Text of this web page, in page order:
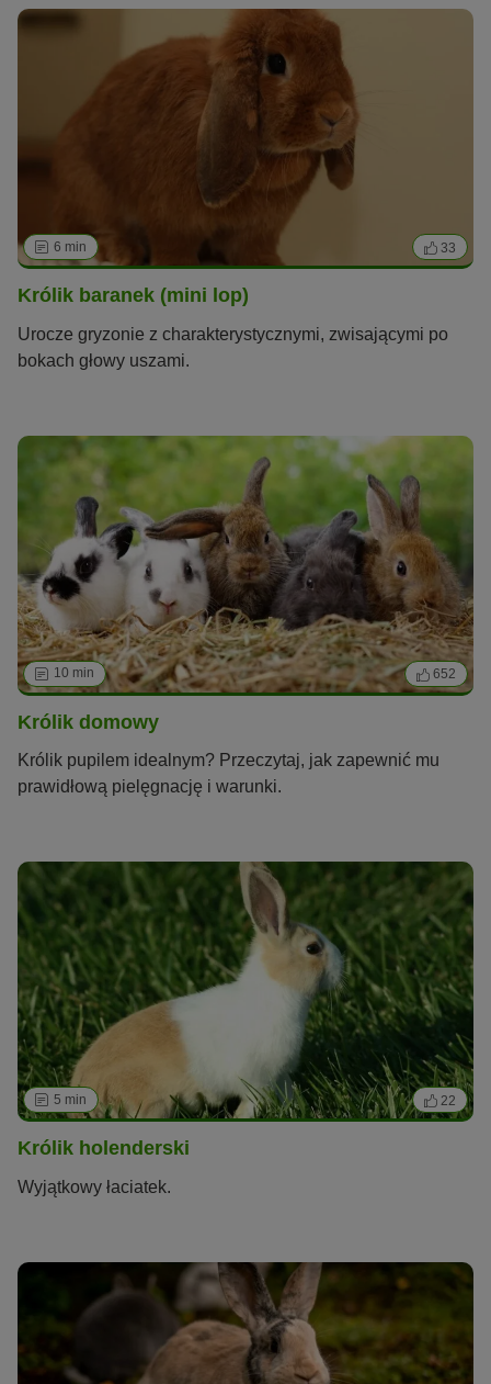
6 min 33
Królik baranek (mini lop)
Urocze gryzonie z charakterystycznymi, zwisającymi po
bokach głowy uszami.
10 min 652
Królik domowy
Królik pupilem idealnym? Przeczytaj, jak zapewnić mu
prawidłową pielęgnację i warunki.
5 min 22
Królik holenderski
Wyjątkowy łaciatek.